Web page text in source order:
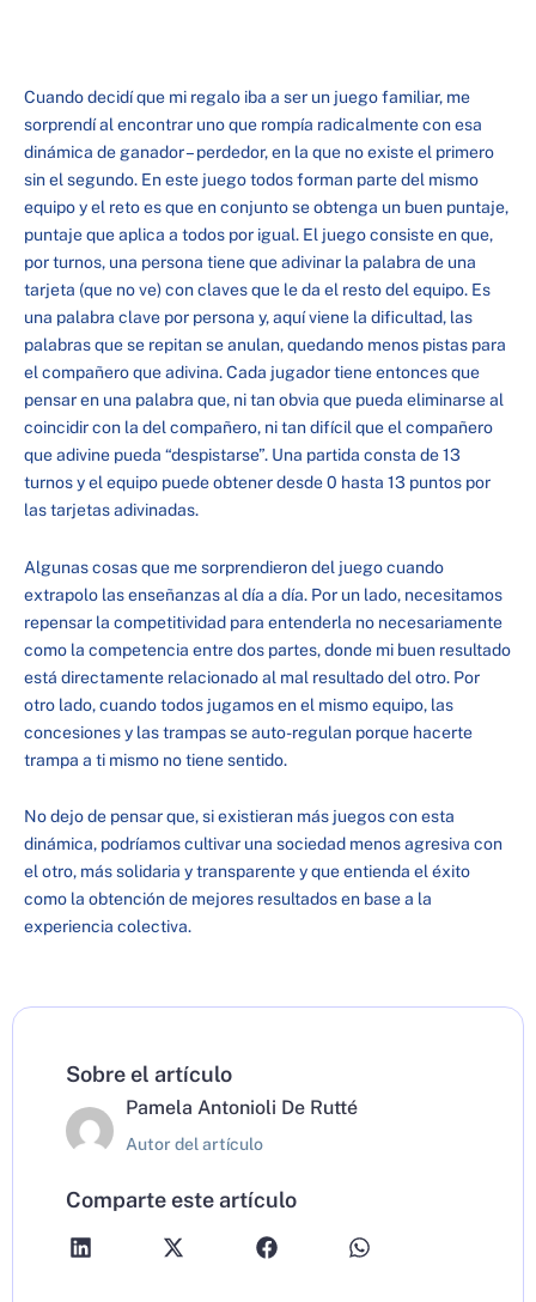
Cuando decidí que mi regalo iba a ser un juego familiar, me
sorprendí al encontrar uno que rompía radicalmente con esa
dinámica de ganador – perdedor, en la que no existe el primero
sin el segundo. En este juego todos forman parte del mismo
equipo y el reto es que en conjunto se obtenga un buen puntaje,
puntaje que aplica a todos por igual. El juego consiste en que,
por turnos, una persona tiene que adivinar la palabra de una
tarjeta (que no ve) con claves que le da el resto del equipo. Es
una palabra clave por persona y, aquí viene la dificultad, las
palabras que se repitan se anulan, quedando menos pistas para
el compañero que adivina. Cada jugador tiene entonces que
pensar en una palabra que, ni tan obvia que pueda eliminarse al
coincidir con la del compañero, ni tan difícil que el compañero
que adivine pueda “despistarse”. Una partida consta de 13
turnos y el equipo puede obtener desde 0 hasta 13 puntos por
las tarjetas adivinadas.
Algunas cosas que me sorprendieron del juego cuando
extrapolo las enseñanzas al día a día. Por un lado, necesitamos
repensar la competitividad para entenderla no necesariamente
como la competencia entre dos partes, donde mi buen resultado
está directamente relacionado al mal resultado del otro. Por
otro lado, cuando todos jugamos en el mismo equipo, las
concesiones y las trampas se auto-regulan porque hacerte
trampa a ti mismo no tiene sentido.
No dejo de pensar que, si existieran más juegos con esta
dinámica, podríamos cultivar una sociedad menos agresiva con
el otro, más solidaria y transparente y que entienda el éxito
como la obtención de mejores resultados en base a la
experiencia colectiva.
Sobre el artículo
Pamela Antonioli De Rutté
Autor del artículo
Comparte este artículo